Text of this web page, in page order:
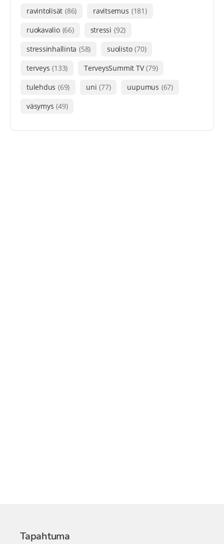
ravintolisät (86) ravitsemus (181)
ruokavalio (66) stressi (92)
stressinhallinta (58) suolisto (70)
terveys (133) TerveysSummit TV (79)
tulehdus (69) uni (77) uupumus (67)
väsymys (49)
Tapahtuma